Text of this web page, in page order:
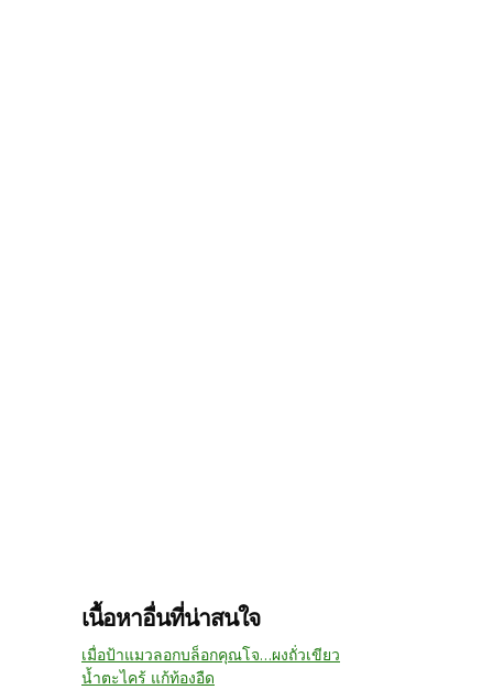
เนื้อหาอื่นที่น่าสนใจ
เมื่อป้าแมวลอกบล็อกคุณโจ...ผงถั่วเขียว
น้ำตะไคร้ แก้ท้องอืด